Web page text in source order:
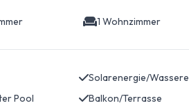
1 Wohnzimmer
Pool
Balkon/Terrasse